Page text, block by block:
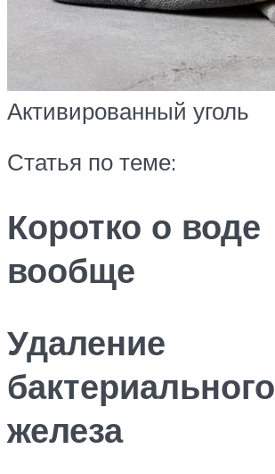
Активированный уголь
Статья по теме:
Коротко о воде
вообще
Удаление
бактериального
железа